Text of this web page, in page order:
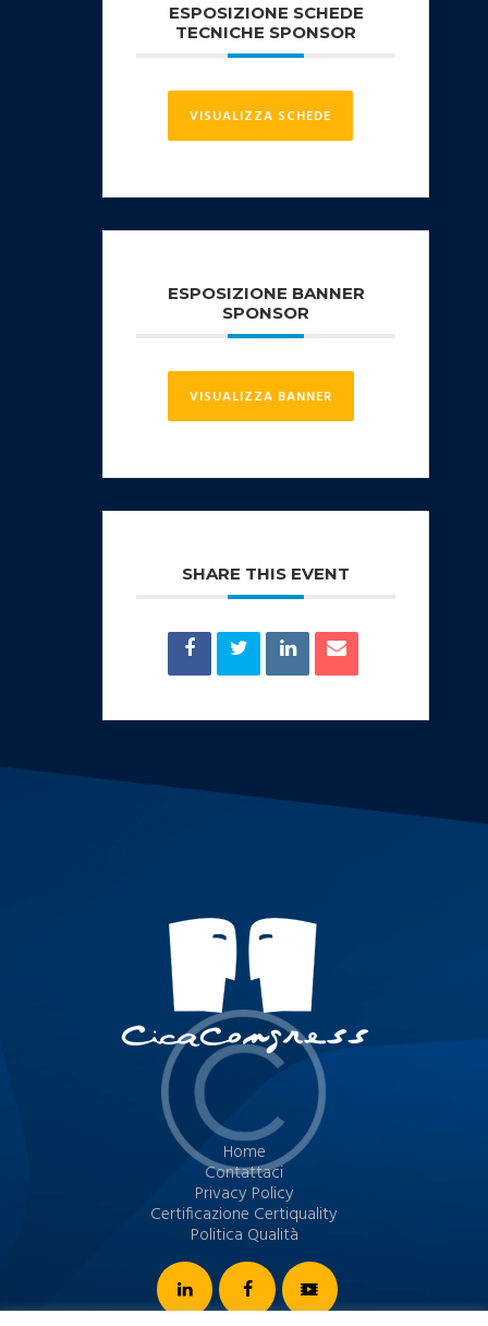
ESPOSIZIONE SCHEDE
TECNICHE SPONSOR
VISUALIZZA SCHEDE
ESPOSIZIONE BANNER
SPONSOR
VISUALIZZA BANNER
SHARE THIS EVENT
Home
Contattaci
Privacy Policy
Certificazione Certiquality
Politica Qualità